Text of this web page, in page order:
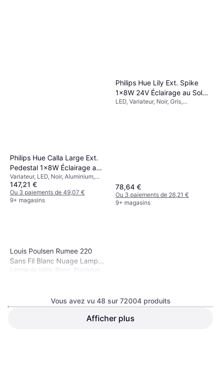
Philips Hue Calla Large Ext.
Pedestal 1x8W Éclairage au
Sol 40cm
Variateur, LED, Noir, Aluminium,
Métal, Classe IP: IP65
147,21 €
Ou 3 paiements de 49,07 €
9+ magasins
Philips Hue Lily Ext. Spike
1x8W 24V Éclairage au Sol
8.4cm
LED, Variateur, Noir, Gris,
78,64 €
Ou 3 paiements de 26,21 €
9+ magasins
Louis Poulsen Rumee 220
Sans Fil Blanc Nuage Lampe
de table
Lampe de table, Blanc, Plastique,
Louis Poulsen Panthella V2
Vous avez vu 48 sur 72004 produits
Afficher plus